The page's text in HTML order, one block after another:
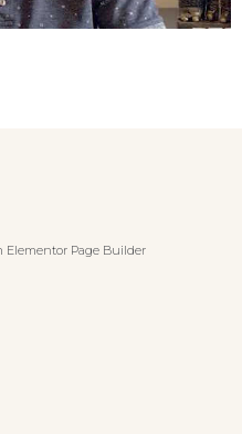
Elementor Page Builder